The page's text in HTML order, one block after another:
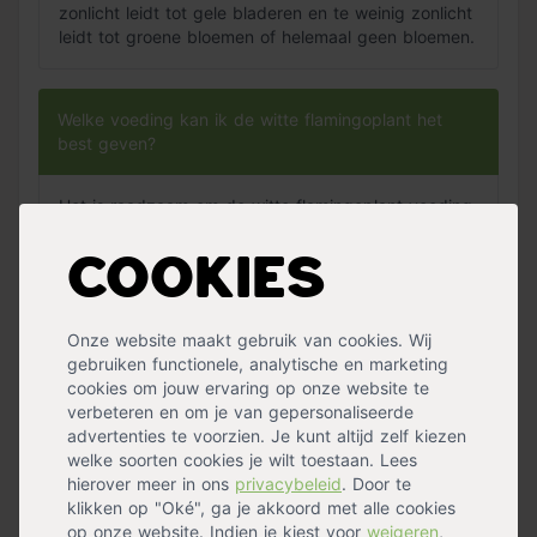
Cookies
Onze website maakt gebruik van cookies. Wij
gebruiken functionele, analytische en marketing
cookies om jouw ervaring op onze website te
verbeteren en om je van gepersonaliseerde
advertenties te voorzien. Je kunt altijd zelf kiezen
welke soorten cookies je wilt toestaan. Lees
hierover meer in ons privacybeleid. Door te
klikken op "Oké", ga je akkoord met alle cookies
op onze website. Indien je kiest voor weigeren,
zonlicht leidt tot gele bladeren en te weinig zonlicht
leidt tot groene bloemen of helemaal geen bloemen.
Welke voeding kan ik de witte flamingoplant het
best geven?
Het is raadzaam om de witte flamingoplant voeding
Pokon Anthurium voeding.
De bladeren van mijn plant verkleuren, hoe komt
dit?
Wanneer de bladeren van een plant verkleuren,
vertelt de plant je iets. Als de bladeren gele
bladranden krijgen, komt dit door te veel of te
weinig water. Als de bladeren een gele gloed
krijgen, dan duidt dit op te veel zonlicht.